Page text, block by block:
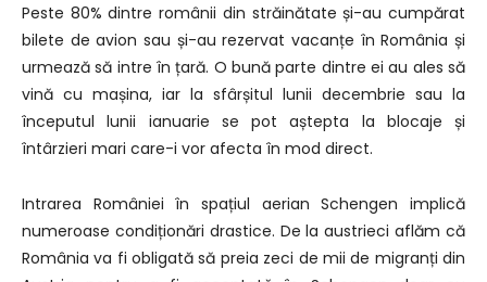
Peste 80% dintre românii din străinătate și-au cumpărat
bilete de avion sau și-au rezervat vacanțe în România și
urmează să intre în țară. O bună parte dintre ei au ales să
vină cu mașina, iar la sfârșitul lunii decembrie sau la
începutul lunii ianuarie se pot aștepta la blocaje și
întârzieri mari care-i vor afecta în mod direct.
Intrarea României în spațiul aerian Schengen implică
numeroase condiționări drastice. De la austrieci aflăm că
România va fi obligată să preia zeci de mii de migranți din